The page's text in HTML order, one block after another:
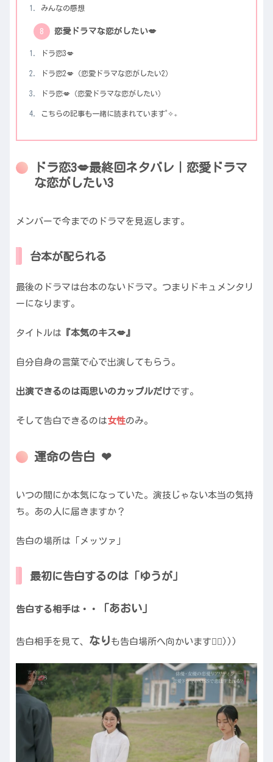
みんなの感想
恋愛ドラマな恋がしたい💋
ドラ恋3💋
ドラ恋2💋（恋愛ドラマな恋がしたい2）
ドラ恋💋（恋愛ドラマな恋がしたい）
こちらの記事も一緒に読まれています˚✧₊
ドラ恋3💋最終回ネタバレ｜恋愛ドラマ
な恋がしたい3
メンバーで今までのドラマを見返します。
台本が配られる
最後のドラマは台本のないドラマ。つまりドキュメンタリ
ーになります。
タイトルは 『本気のキス💋』
自分自身の言葉で心で出演してもらう。
出演できるのは両思いのカップルだけです。
そして告白できるのは女性のみ。
運命の告白 ❤︎
いつの間にか本気になっていた。演技じゃない本当の気持
ち。あの人に届きますか？
告白の場所は「メッツァ」
最初に告白するのは「ゆうが」
告白する相手は・・ 「あおい」
告白相手を見て、 なり も告白場所へ向かいます🚶‍♂️)))